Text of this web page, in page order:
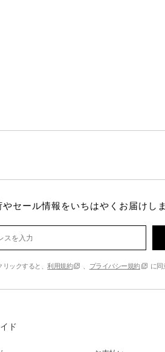
やセール情報をいちはやくお届けしま
ックすると、利用規約 プライバシー規約 に同
ド